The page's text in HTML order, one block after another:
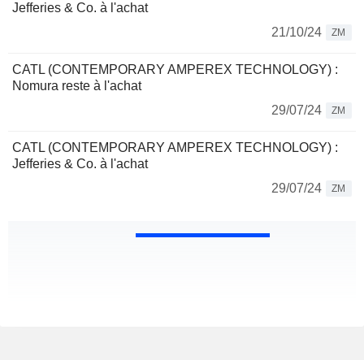
Jefferies & Co. à l'achat
21/10/24
ZM
CATL (CONTEMPORARY AMPEREX TECHNOLOGY) :
Nomura reste à l'achat
29/07/24
ZM
CATL (CONTEMPORARY AMPEREX TECHNOLOGY) :
Jefferies & Co. à l'achat
29/07/24
ZM